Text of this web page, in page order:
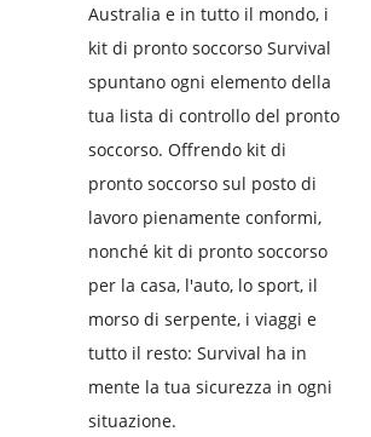
Australia e in tutto il mondo, i
kit di pronto soccorso Survival
spuntano ogni elemento della
tua lista di controllo del pronto
soccorso. Offrendo kit di
pronto soccorso sul posto di
lavoro pienamente conformi,
nonché kit di pronto soccorso
per la casa, l'auto, lo sport, il
morso di serpente, i viaggi e
tutto il resto: Survival ha in
mente la tua sicurezza in ogni
situazione.